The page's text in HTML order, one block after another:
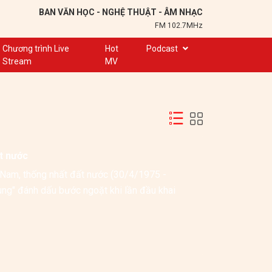
BAN VĂN HỌC - NGHỆ THUẬT - ÂM NHẠC
FM 102.7MHz
Chương trình Live
Stream
Hot
MV
Podcast
Trạm 102,7
Chuyện để kể
Đôi bạn văn chương
nước
thống nhất đất nước (30/4/1975 -
đánh dấu bước ngoặt khi lần đầu khai